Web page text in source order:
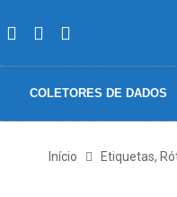
COLETORES DE DADOS
Início Etiquetas,